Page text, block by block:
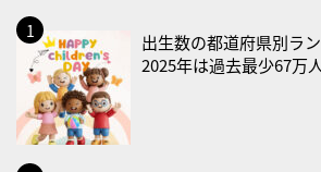
2026/08/13(木)
・一汁三菜の日
2026/08/17(月)
・減塩の日
出生数の都道府県別ラ
2025年は過去最少67万